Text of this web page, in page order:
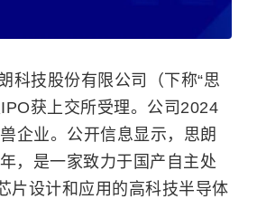
科技股份有限公司（下称“思
获上交所受理。公司2024
企业。公开信息显示，思朗
，是一家致力于国产自主处
片设计和应用的高科技半导体